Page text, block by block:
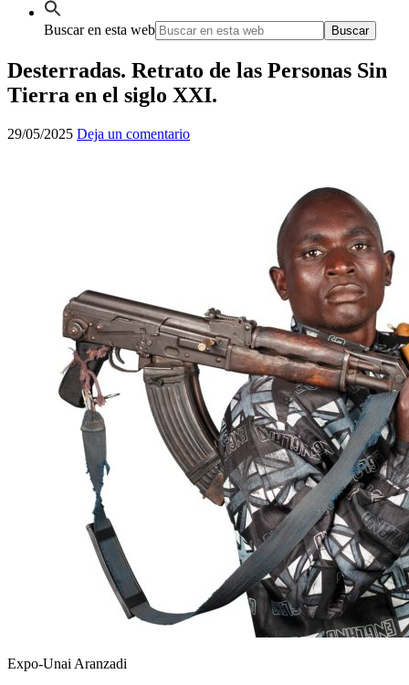
Buscar en esta web
Desterradas. Retrato de las Personas Sin
Tierra en el siglo XXI.
29/05/2025 Deja un comentario
Expo-Unai Aranzadi